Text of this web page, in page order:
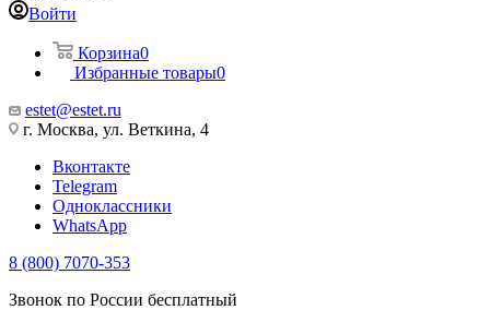
Войти
Корзина0
Избранные товары0
estet@estet.ru
г. Москва, ул. Веткина, 4
Вконтакте
Telegram
Одноклассники
WhatsApp
8 (800) 7070-353
Звонок по России бесплатный